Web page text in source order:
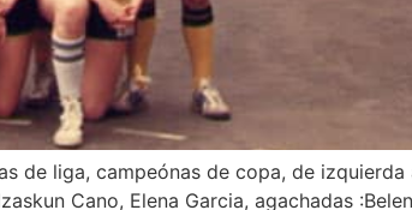
de liga, campeónas de copa, de izquierda
Cano, Elena Garcia, agachadas